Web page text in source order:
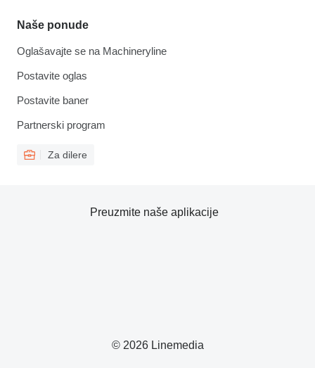
Naše ponude
Oglašavajte se na Machineryline
Postavite oglas
Postavite baner
Partnerski program
Za dilere
© 2026 Linemedia
Preuzmite naše aplikacije